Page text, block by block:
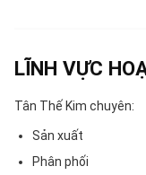
LĨNH VỰC
Tân Thế Kim chuyên:
Sản xuất
Phân phối